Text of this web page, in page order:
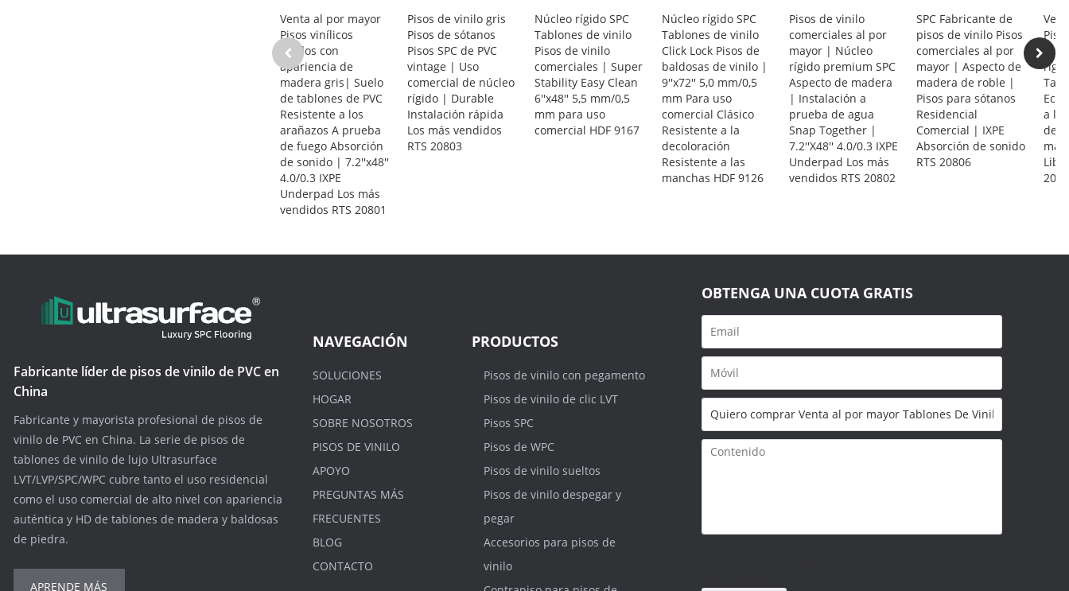
Venta al por mayor
Pisos vinílicos
rígidos con
apariencia de
madera gris| Suelo
de tablones de PVC
Resistente a los
arañazos A prueba
de fuego Absorción
de sonido | 7.2''x48''
4.0/0.3 IXPE
Underpad Los más
vendidos RTS 20801
Pisos de vinilo gris
Pisos de sótanos
Pisos SPC de PVC
vintage | Uso
comercial de núcleo
rígido | Durable
Instalación rápida
Los más vendidos
RTS 20803
Núcleo rígido SPC
Tablones de vinilo
Pisos de vinilo
comerciales | Super
Stability Easy Clean
6''x48'' 5,5 mm/0,5
mm para uso
comercial HDF 9167
Núcleo rígido SPC
Tablones de vinilo
Click Lock Pisos de
baldosas de vinilo |
9''x72'' 5,0 mm/0,5
mm Para uso
comercial Clásico
Resistente a la
decoloración
Resistente a las
manchas HDF 9126
Pisos de vinilo
comerciales al por
mayor | Núcleo
rígido premium SPC
Aspecto de madera
| Instalación a
prueba de agua
Snap Together |
7.2''X48'' 4.0/0.3 IXPE
Underpad Los más
vendidos RTS 20802
SPC Fabricante de
pisos de vinilo Pisos
comerciales al por
mayor | Aspecto de
madera de roble |
Pisos para sótanos
Residencial
Comercial | IXPE
Absorción de sonido
RTS 20806
a
de
Fabricante líder de pisos de vinilo de PVC en
China
Fabricante y mayorista profesional de pisos de
vinilo de PVC en China. La serie de pisos de
tablones de vinilo de lujo Ultrasurface
LVT/LVP/SPC/WPC cubre tanto el uso residencial
como el uso comercial de alto nivel con apariencia
auténtica y HD de tablones de madera y baldosas
de piedra.
APRENDE MÁS
NAVEGACIÓN
SOLUCIONES
HOGAR
SOBRE NOSOTROS
PISOS DE VINILO
APOYO
PREGUNTAS MÁS
FRECUENTES
BLOG
CONTACTO
PRODUCTOS
Pisos de vinilo con pegamento
Pisos de vinilo de clic LVT
Pisos SPC
Pisos de WPC
Pisos de vinilo sueltos
Pisos de vinilo despegar y
pegar
Accesorios para pisos de
vinilo
OBTENGA UNA CUOTA GRATIS